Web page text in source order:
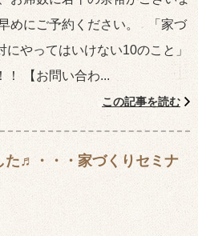
めにご予約ください。 「家づ
にやってはいけない10のこと」
！ 【お問い合わ...
この記事を読む
た♬・・・家づくりセミナ